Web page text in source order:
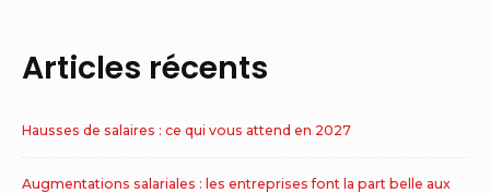
Articles récents
Hausses de salaires : ce qui vous attend en 2027
Augmentations salariales : les entreprises font la part belle aux